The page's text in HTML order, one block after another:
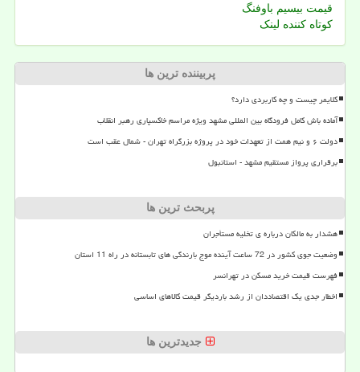
قیمت بیسیم باوفنگ
کوتاه کننده لینک
پربیننده ترین ها
کلایمر چیست و چه کاربردی دارد؟
آماده باش کامل فرودگاه بین المللی مشهد ویژه مراسم خاکسپاری رهبر انقلاب
دولت ۶ و نیم همت از تعهدات خود در پروژه بزرگراه تهران - شمال عقب است
برقراری پرواز مستقیم مشهد - استانبول
پربحث ترین ها
هشدار به مالکان درباره ی تخلیه مستأجران
وضعیت جوی کشور در 72 ساعت آینده موج بارندگی های تابستانه در راه 11 استان
فهرست قیمت خرید مسکن در تهرانسر
اخطار جدی یک اقتصاددان از رشد باردیگر قیمت کالاهای اساسی
جدیدترین ها